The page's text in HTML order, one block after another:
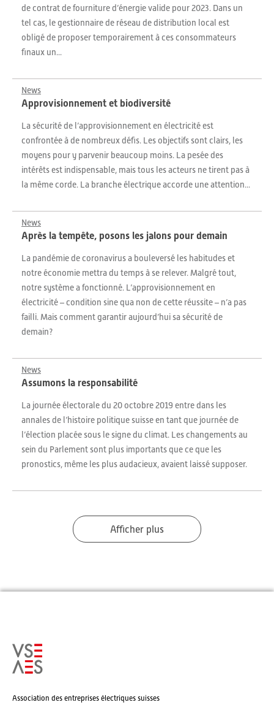
de contrat de fourniture d’énergie valide pour 2023. Dans un
tel cas, le gestionnaire de réseau de distribution local est
obligé de proposer temporairement à ces consommateurs
finaux un...
News
Approvisionnement et biodiversité
La sécurité de l’approvisionnement en électricité est
confrontée à de nombreux défis. Les objectifs sont clairs, les
moyens pour y parvenir beaucoup moins. La pesée des
intérêts est indispensable, mais tous les acteurs ne tirent pas à
la même corde. La branche électrique accorde une attention...
News
Après la tempête, posons les jalons pour demain
La pandémie de coronavirus a bouleversé les habitudes et
notre économie mettra du temps à se relever. Malgré tout,
notre système a fonctionné. L’approvisionnement en
électricité – condition sine qua non de cette réussite – n’a pas
failli. Mais comment garantir aujourd’hui sa sécurité de
demain?
News
Assumons la responsabilité
La journée électorale du 20 octobre 2019 entre dans les
annales de l’histoire politique suisse en tant que journée de
l’élection placée sous le signe du climat. Les changements au
sein du Parlement sont plus importants que ce que les
pronostics, même les plus audacieux, avaient laissé supposer.
Afficher plus
Association des entreprises électriques suisses